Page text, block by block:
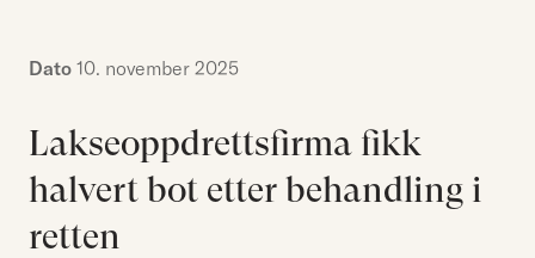
EN
NO
Kontakt oss
Dato 10. november 2025
Lakseoppdrettsfirma fikk
halvert bot etter behandling i
retten